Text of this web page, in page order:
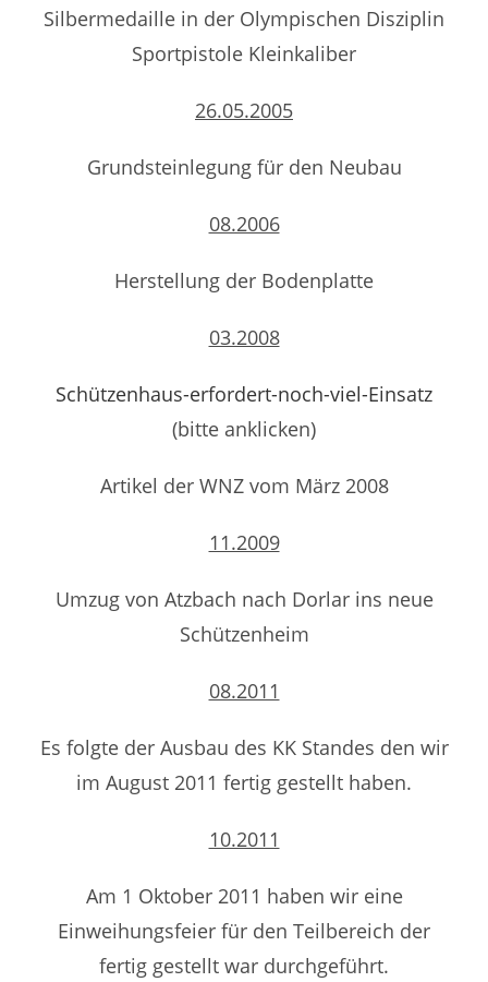
Silbermedaille in der Olympischen Disziplin
Sportpistole Kleinkaliber
26.05.2005
Grundsteinlegung für den Neubau
08.2006
Herstellung der Bodenplatte
03.2008
Schützenhaus-erfordert-noch-viel-Einsatz
(bitte anklicken)
Artikel der WNZ vom März 2008
11.2009
Umzug von Atzbach nach Dorlar ins neue
Schützenheim
08.2011
Es folgte der Ausbau des KK Standes den wir
im August 2011 fertig gestellt haben.
10.2011
Am 1 Oktober 2011 haben wir eine
Einweihungsfeier für den Teilbereich der
fertig gestellt war durchgeführt.